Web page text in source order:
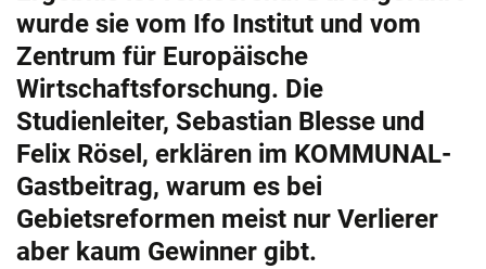
wurde sie vom Ifo Institut und vom
Zentrum für Europäische
Wirtschaftsforschung. Die
Studienleiter, Sebastian Blesse und
Felix Rösel, erklären im KOMMUNAL-
Gastbeitrag, warum es bei
Gebietsreformen meist nur Verlierer
aber kaum Gewinner gibt.